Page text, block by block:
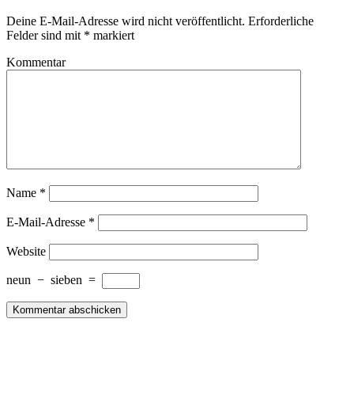
Deine E-Mail-Adresse wird nicht veröffentlicht. Erforderliche
Felder sind mit * markiert
Kommentar
Name *
E-Mail-Adresse *
Website
neun − sieben =